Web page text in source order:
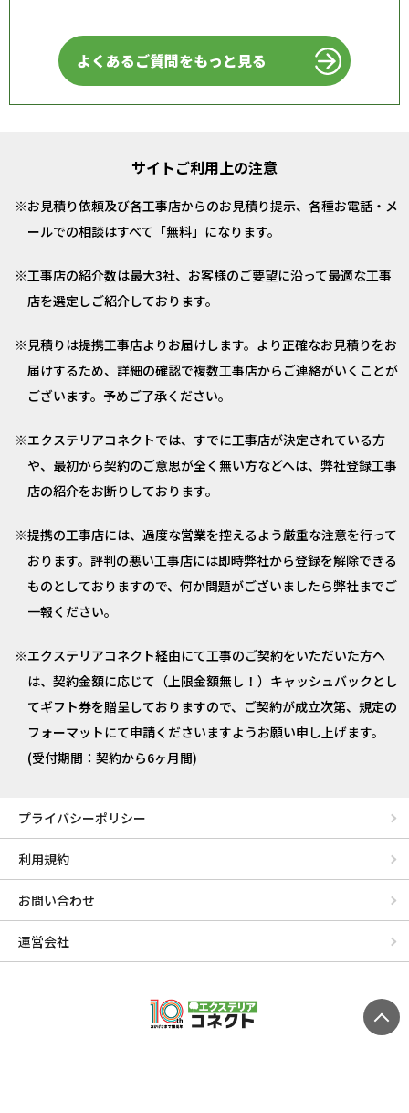
よくあるご質問をもっと見る
サイトご利用上の注意
お見積り依頼及び各工事店からのお見積り提示、各種お電話・メ
ールでの相談はすべて「無料」になります。
工事店の紹介数は最大3社、お客様のご要望に沿って最適な工事
店を選定しご紹介しております。
見積りは提携工事店よりお届けします。より正確なお見積りをお
届けするため、詳細の確認で複数工事店からご連絡がいくことが
ございます。予めご了承ください。
エクステリアコネクトでは、すでに工事店が決定されている方
や、最初から契約のご意思が全く無い方などへは、弊社登録工事
店の紹介をお断りしております。
提携の工事店には、過度な営業を控えるよう厳重な注意を行って
おります。評判の悪い工事店には即時弊社から登録を解除できる
ものとしておりますので、何か問題がございましたら弊社までご
一報ください。
エクステリアコネクト経由にて工事のご契約をいただいた方へ
は、契約金額に応じて（上限金額無し！）キャッシュバックとし
てギフト券を贈呈しておりますので、ご契約が成立次第、規定の
フォーマットにて申請くださいますようお願い申し上げます。
(受付期間：契約から6ヶ月間)
プライバシーポリシー
利用規約
お問い合わせ
運営会社